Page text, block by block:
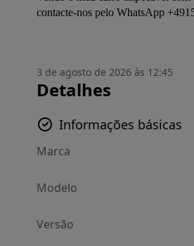
contacte-nos pelo WhatsApp
3 de agosto de 2026 às 12:45
Detalhes
Informações básicas
Marca
Modelo
Versão